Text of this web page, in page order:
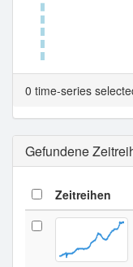
0 time-series
Gefundene
Zeitreihen